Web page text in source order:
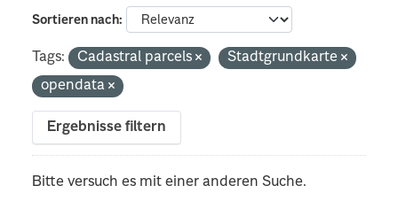
Sortieren nach
Tags: Cadastral parcels
Stadtgrundkarte
opendata
Ergebnisse filtern
Bitte versuch es mit einer anderen Suche.